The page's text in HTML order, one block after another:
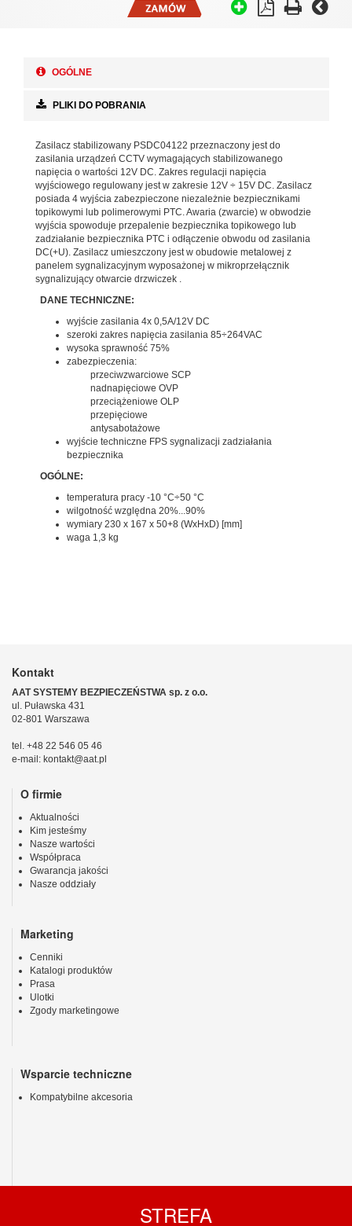
OGÓLNE
PLIKI DO POBRANIA
Zasilacz stabilizowany PSDC04122 przeznaczony jest do
zasilania urządzeń CCTV wymagających stabilizowanego
napięcia o wartości 12V DC. Zakres regulacji napięcia
wyjściowego regulowany jest w zakresie 12V ÷ 15V DC. Zasilacz
posiada 4 wyjścia zabezpieczone niezależnie bezpiecznikami
topikowymi lub polimerowymi PTC. Awaria (zwarcie) w obwodzie
wyjścia spowoduje przepalenie bezpiecznika topikowego lub
zadziałanie bezpiecznika PTC i odłączenie obwodu od zasilania
DC(+U). Zasilacz umieszczony jest w obudowie metalowej z
panelem sygnalizacyjnym wyposażonej w mikroprzełącznik
sygnalizujący otwarcie drzwiczek .
DANE TECHNICZNE:
wyjście zasilania 4x 0,5A/12V DC
szeroki zakres napięcia zasilania 85÷264VAC
wysoka sprawność 75%
zabezpieczenia:
przeciwzwarciowe SCP
nadnapięciowe OVP
przeciążeniowe OLP
przepięciowe
antysabotażowe
wyjście techniczne FPS sygnalizacji zadziałania
bezpiecznika
OGÓLNE:
temperatura pracy -10 °C÷50 °C
wilgotność względna 20%...90%
wymiary 230 x 167 x 50+8 (WxHxD) [mm]
waga 1,3 kg
Kontakt
AAT SYSTEMY BEZPIECZEŃSTWA sp. z o.o.
ul. Puławska 431
02-801 Warszawa
tel. +48 22 546 05 46
e-mail: kontakt@aat.pl
O firmie
Aktualności
Kim jesteśmy
Nasze wartości
Współpraca
Gwarancja jakości
Nasze oddziały
Marketing
Cenniki
Katalogi produktów
Prasa
Ulotki
Zgody marketingowe
Wsparcie techniczne
Kompatybilne akcesoria
STREFA